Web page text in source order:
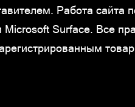
Работа сайта
Microsoft Surface. Все